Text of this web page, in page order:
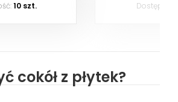
10 szt.
cokół z płytek?